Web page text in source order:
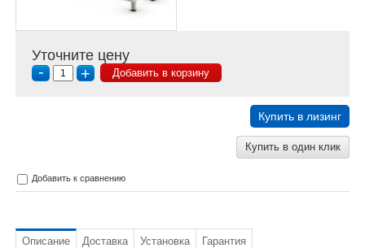
- + Добавить в корзину
Уточните цену
Купить в лизинг
Купить в один клик
Добавить к сравнению
Описание Доставка Установка Гарантия